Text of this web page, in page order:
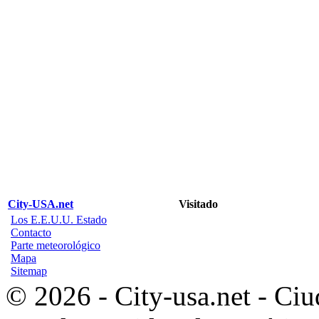
City-USA.net
Visitado
Los E.E.U.U. Estado
Contacto
Parte meteorológico
Mapa
Sitemap
© 2026 - City-usa.net -